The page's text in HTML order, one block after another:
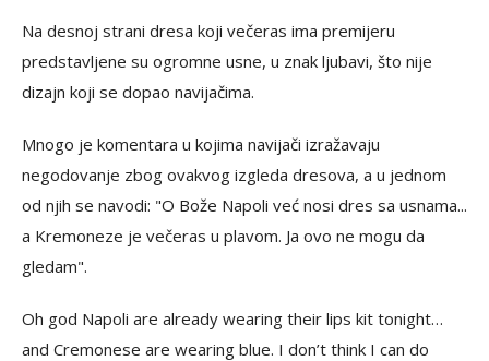
Na desnoj strani dresa koji večeras ima premijeru
predstavljene su ogromne usne, u znak ljubavi, što nije
dizajn koji se dopao navijačima.
Mnogo je komentara u kojima navijači izražavaju
negodovanje zbog ovakvog izgleda dresova, a u jednom
od njih se navodi: "O Bože Napoli već nosi dres sa usnama...
a Kremoneze je večeras u plavom. Ja ovo ne mogu da
gledam".
Oh god Napoli are already wearing their lips kit tonight…
and Cremonese are wearing blue. I don’t think I can do